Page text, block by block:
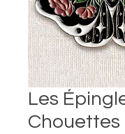
Les
Chouettes